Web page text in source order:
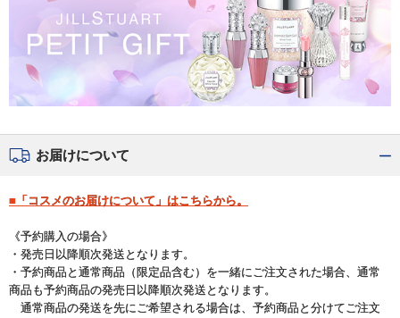
お届けについて
■「コスメのお届けについて」はこちらから。
《予約購入の場合》
・発売日以降順次発送となります。
・予約商品と通常商品（限定品含む）を一緒にご注文された場合、通常
商品も予約商品の発売日以降順次発送となります。
通常商品の発送を先にご希望される場合は、予約商品と分けてご注文